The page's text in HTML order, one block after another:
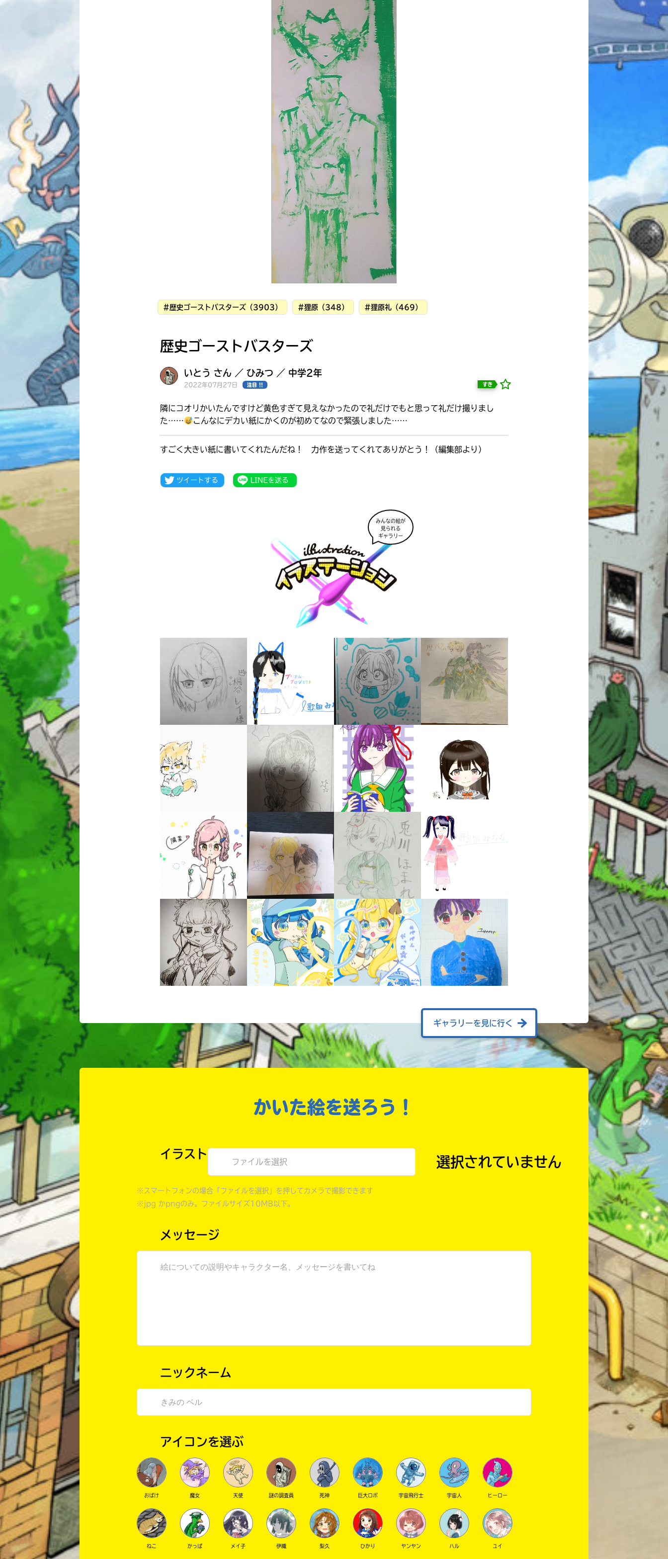
Loading...
読みたい本が
見つかる
大人気
シリーズに
出会える
見られる
みんなからのお手紙が
読める
キミに
キーワードから探す
オフィシャルアカウント
SNSでシェアする
歴史ゴーストバスターズ
#歴史ゴーストバスターズ（3903） #狸原（348） #狸原礼（469）
いとう さん ／ ひみつ ／ 中学2年
2022年07月27日 注目 !! すき
隣にコオリかいたんですけど黄色すぎて見えなかったので礼だけでもと思って礼だけ撮りまし
た……
こんなにデカい紙にかくのが初めてなので緊張しました……
すごく大きい紙に書いてくれたんだね！ 力作を送ってくれてありがとう！（編集部より）
みんなの絵が
見られる
ギャラリー
ギャラリーを見に行く
かいた絵を送ろう！
イラスト
ファイルを選択
※スマートフォンの場合「ファイルを選択」を押してカメラで撮影できます
※jpg かpngのみ。ファイルサイズ10MB以下。
メッセージ
ニックネーム
アイコンを選ぶ
おばけ 魔女 天使 謎の調査員 死神 巨大ロボ 宇宙飛行士 宇宙人 ヒーロー
ねこ かっぱ メイ子 伊織 梨久 ひかり ヤンヤン ハル ユイ
い
え
入
力
容
に
エ
ラ
ー
が
あ
る
の
で、
も
確
認
し
て
み
戻る